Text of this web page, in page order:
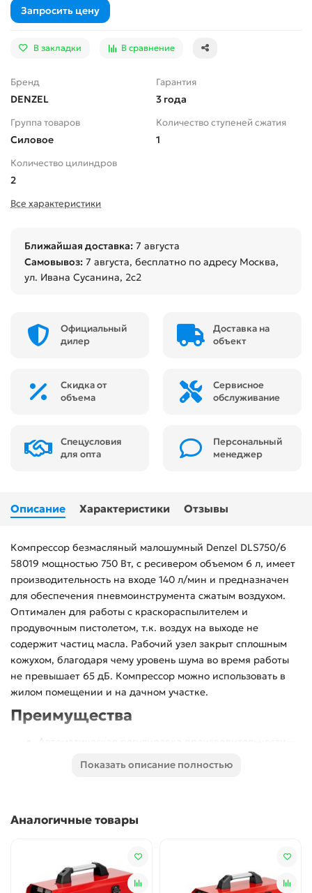
Запросить цену
В закладки В сравнение
Бренд
DENZEL
Гарантия
3 года
Группа товаров
Силовое
Количество ступеней сжатия
1
Количество цилиндров
2
Все характеристики
Ближайшая доставка: 7 августа
Самовывоз: 7 августа, бесплатно по адресу Москва,
ул. Ивана Сусанина, 2с2
Официальный
дилер
Доставка на
объект
Скидка от
объема
Сервисное
обслуживание
Спецусловия
для опта
Персональный
менеджер
Описание Характеристики Отзывы
Компрессор безмасляный малошумный Denzel DLS750/6
58019 мощностью 750 Вт, с ресивером объемом 6 л, имеет
производительность на входе 140 л/мин и предназначен
для обеспечения пневмоинструмента сжатым воздухом.
Оптимален для работы с краскораспылителем и
продувочным пистолетом, т.к. воздух на выходе не
содержит частиц масла. Рабочий узел закрыт сплошным
кожухом, благодаря чему уровень шума во время работы
не превышает 65 дБ. Компрессор можно использовать в
жилом помещении и на дачном участке.
Преимущества
Автоматическая регулировка производительности —
предусмотрел клапан сброса избыточного давления.
компрессор установлен механический манометр,
«смотрящий» вверх, поэтому для снятия показаний
не нужно присаживаться.
Показать описание полностью
Аналогичные товары